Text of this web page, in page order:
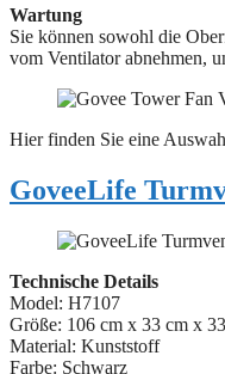
Wartung
Sie können sowohl die
vom Ventilator abnehmen,
Hier finden Sie eine
GoveeLife
Technische Details
Model: H7107
Größe: 106 cm x 33 cm x
Material: ‎‎Kunststoff
Farbe: Schwarz